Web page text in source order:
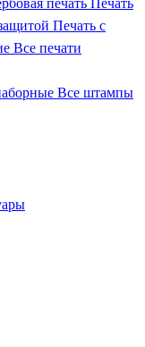
печать Печать
Печать с
Все печати
Все штампы